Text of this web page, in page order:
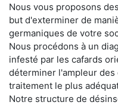
Nous vous proposons
but d'exterminer de
germaniques de votre
Nous procédons à un
infesté par les cafards
déterminer l'ampleur
traitement le plus
Notre structure de